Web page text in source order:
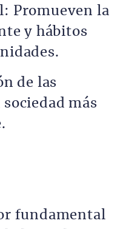
Promueven la
y hábitos
de las
más
fundamental